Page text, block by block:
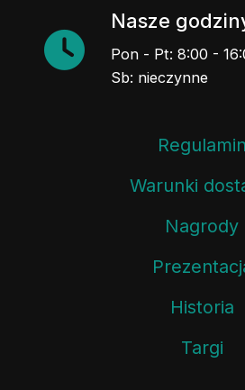
Nasze
Pon - Pt: 8:00 -
Sb: nieczynne
Regulamin
Warunki
Nagrody
Historia
Targi